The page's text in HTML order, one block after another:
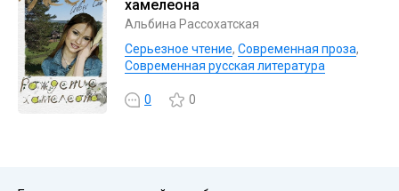
хамелеона
Альбина Рассохатская
Серьезное чтение, Современная проза,
Современная русская литература
0 0